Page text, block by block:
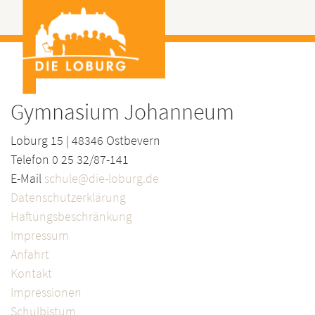
Gymnasium Johanneum
Loburg 15 | 48346 Ostbevern
Telefon 0 25 32/87-141
E-Mail schule@die-loburg.de
Datenschutzerklärung
Haftungsbeschränkung
Impressum
Anfahrt
Kontakt
Impressionen
Schulbistum